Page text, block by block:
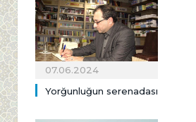
07.06.2024
Yorğunluğun serenadası